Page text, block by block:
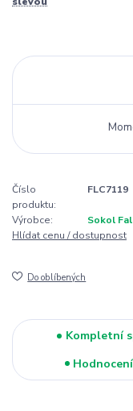
Číslo
produktu:
FLC7119
Výrobce:
Sokol
Hlídat cenu / dostupnost
Do oblíbených
Kompletní
Hodnocení